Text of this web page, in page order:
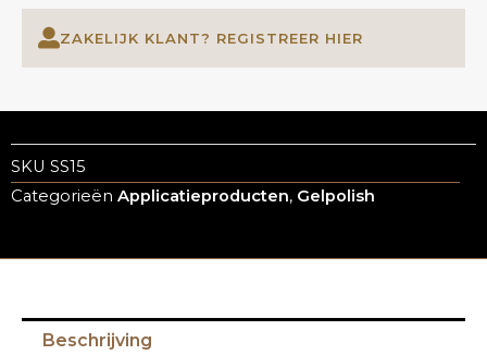
ZAKELIJK KLANT? REGISTREER HIER
SKU SS15
Categorieën Applicatieproducten, Gelpolish
Beschrijving